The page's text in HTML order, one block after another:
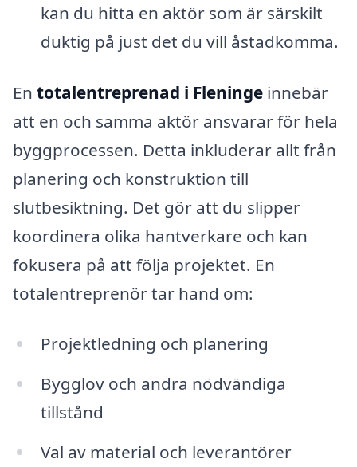
kan du hitta en aktör som är särskilt
duktig på just det du vill åstadkomma.
En totalentreprenad i Fleninge innebär
att en och samma aktör ansvarar för hela
byggprocessen. Detta inkluderar allt från
planering och konstruktion till
slutbesiktning. Det gör att du slipper
koordinera olika hantverkare och kan
fokusera på att följa projektet. En
totalentreprenör tar hand om:
Projektledning och planering
Bygglov och andra nödvändiga
tillstånd
Val av material och leverantörer